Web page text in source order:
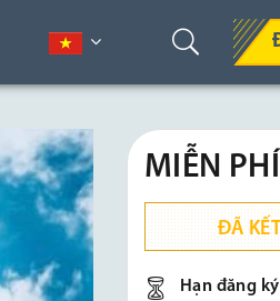
MIỄN PHÍ
ĐÃ
Hạn đăng